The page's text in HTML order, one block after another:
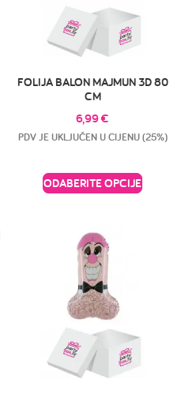
FOLIJA BALON MAJMUN 3D 80
CM
6,99€
PDV JE UKLJUČEN U CIJENU (25%)
ODABERITE OPCIJE